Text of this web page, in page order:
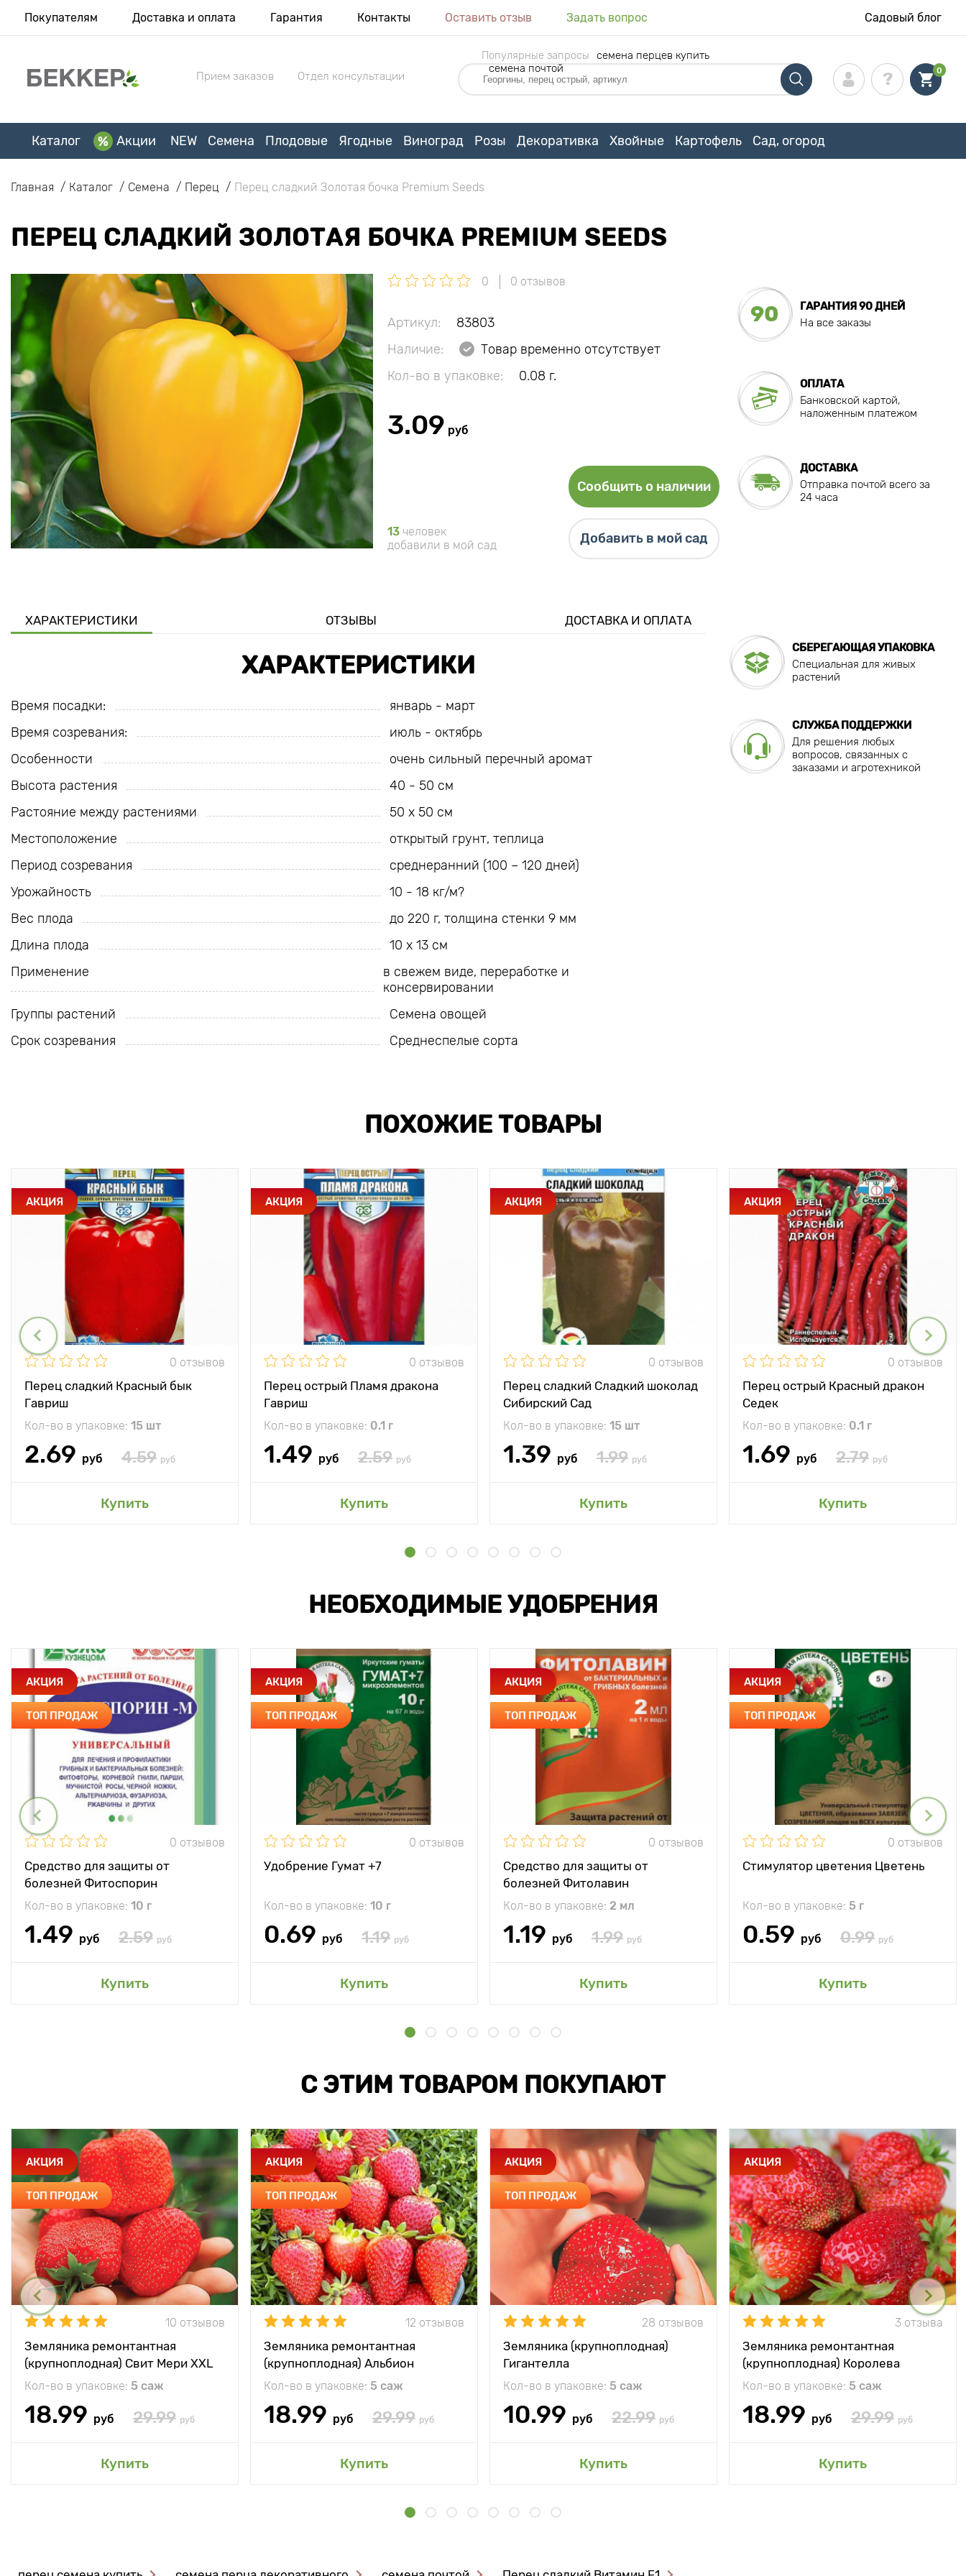
Покупателям Доставка и оплата Гарантия Контакты Оставить отзыв Задать вопрос Садовый блог
Прием заказов Отдел консультации
Популярные запросы
семена перцев купить
семена почтой
0
Каталог Акции NEW Семена Плодовые Ягодные Виноград Розы Декоративка Хвойные Картофель Сад, огород
Главная Каталог Семена Перец Перец сладкий Золотая бочка Premium Seeds
ПЕРЕЦ СЛАДКИЙ ЗОЛОТАЯ БОЧКА PREMIUM SEEDS
0 0 отзывов
Артикул:
83803
Наличие:
Товар временно отсутствует
Кол-во в упаковке:
0.08 г.
3.09 руб
Сообщить о наличии
13 человек
добавили в мой сад
Добавить в мой сад
90
ГАРАНТИЯ 90 ДНЕЙ
На все заказы
ОПЛАТА
Банковской картой,
наложенным платежом
ДОСТАВКА
Отправка почтой всего за
24 часа
ХАРАКТЕРИСТИКИ ОТЗЫВЫ ДОСТАВКА И ОПЛАТА
ХАРАКТЕРИСТИКИ
Время посадки:
январь - март
Время созревания:
июль - октябрь
Особенности
очень сильный перечный аромат
Высота растения
40 - 50 см
Растояние между растениями
50 х 50 см
Местоположение
открытый грунт, теплица
Период созревания
среднеранний (100 – 120 дней)
Урожайность
10 - 18 кг/м?
Вес плода
до 220 г, толщина стенки 9 мм
Длина плода
10 х 13 см
Применение
в свежем виде, переработке и
консервировании
Группы растений
Семена овощей
Срок созревания
Среднеспелые сорта
СБЕРЕГАЮЩАЯ УПАКОВКА
Специальная для живых
растений
СЛУЖБА ПОДДЕРЖКИ
Для решения любых
вопросов, связанных с
заказами и агротехникой
ПОХОЖИЕ ТОВАРЫ
АКЦИЯ
0 отзывов
Перец сладкий Красный бык
Гавриш
Кол-во в упаковке: 15 шт
2.69 руб 4.59 руб
Купить
АКЦИЯ
0 отзывов
Перец острый Пламя дракона
Гавриш
Кол-во в упаковке: 0.1 г
1.49 руб 2.59 руб
Купить
АКЦИЯ
0 отзывов
Перец сладкий Сладкий шоколад
Сибирский Сад
Кол-во в упаковке: 15 шт
1.39 руб 1.99 руб
Купить
АКЦИЯ
0 отзывов
Перец острый Красный дракон
Седек
Кол-во в упаковке: 0.1 г
1.69 руб 2.79 руб
Купить
НЕОБХОДИМЫЕ УДОБРЕНИЯ
АКЦИЯ
ТОП ПРОДАЖ
0 отзывов
Средство для защиты от
болезней Фитоспорин
Кол-во в упаковке: 10 г
1.49 руб 2.59 руб
Купить
АКЦИЯ
ТОП ПРОДАЖ
0 отзывов
Удобрение Гумат +7
Кол-во в упаковке: 10 г
0.69 руб 1.19 руб
Купить
АКЦИЯ
ТОП ПРОДАЖ
0 отзывов
Средство для защиты от
болезней Фитолавин
Кол-во в упаковке: 2 мл
1.19 руб 1.99 руб
Купить
АКЦИЯ
ТОП ПРОДАЖ
0 отзывов
Стимулятор цветения Цветень
Кол-во в упаковке: 5 г
0.59 руб 0.99 руб
Купить
С ЭТИМ ТОВАРОМ ПОКУПАЮТ
АКЦИЯ
ТОП ПРОДАЖ
10 отзывов
Земляника ремонтантная
(крупноплодная) Свит Мери XXL
Кол-во в упаковке: 5 саж
18.99 руб 29.99 руб
Купить
АКЦИЯ
ТОП ПРОДАЖ
12 отзывов
Земляника ремонтантная
(крупноплодная) Альбион
Кол-во в упаковке: 5 саж
18.99 руб 29.99 руб
Купить
АКЦИЯ
ТОП ПРОДАЖ
28 отзывов
Земляника (крупноплодная)
Гигантелла
Кол-во в упаковке: 5 саж
10.99 руб 22.99 руб
Купить
АКЦИЯ
3 отзыва
Земляника ремонтантная
(крупноплодная) Королева
Елизавета
Кол-во в упаковке: 5 саж
18.99 руб 29.99 руб
Купить